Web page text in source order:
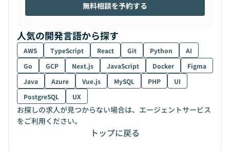
無料相談を予約する
人気の開発言語から探す
AWS TypeScript React Git Python
AI
Go
GCP Next.js JavaScript Docker
Figma
Java
Azure Vue.js MySQL PHP
UI
PostgreSQL
UX
お探しの求人が見つからない場合は、エージェントサービス
をご利用ください。
トップに戻る